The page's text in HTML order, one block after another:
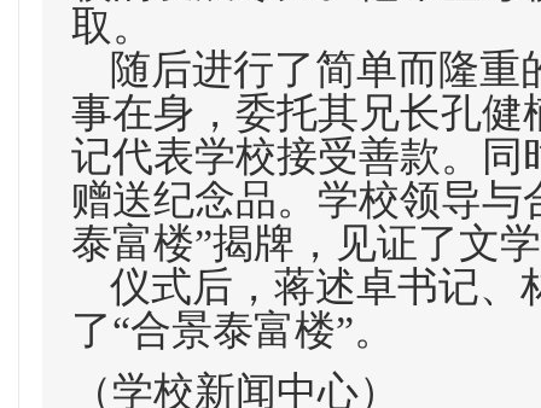
取。
随后进行了简单而隆
事在身，委托其兄长孔
记代表学校接受善款。
赠送纪念品。学校领导
泰富楼”揭牌，见证了文
仪式后，蒋述卓书记、
了“合景泰富楼”。
（学校新闻中心）